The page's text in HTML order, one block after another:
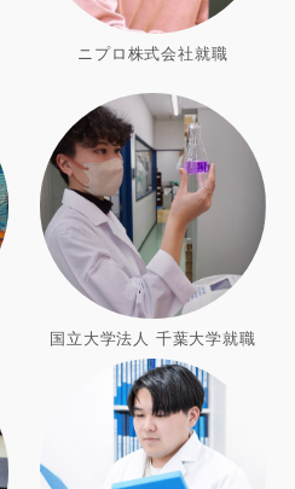
ニプロ株式会社就職
国立大学法人 千葉大学就職